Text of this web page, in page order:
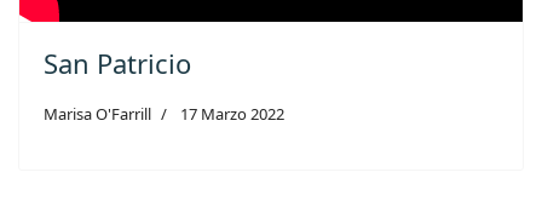
San Patricio
Marisa O'Farrill 17 Marzo 2022